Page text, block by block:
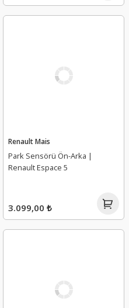
Renault Mais
Park Sensörü Ön-Arka |
Renault Espace 5
3.099,00 ₺